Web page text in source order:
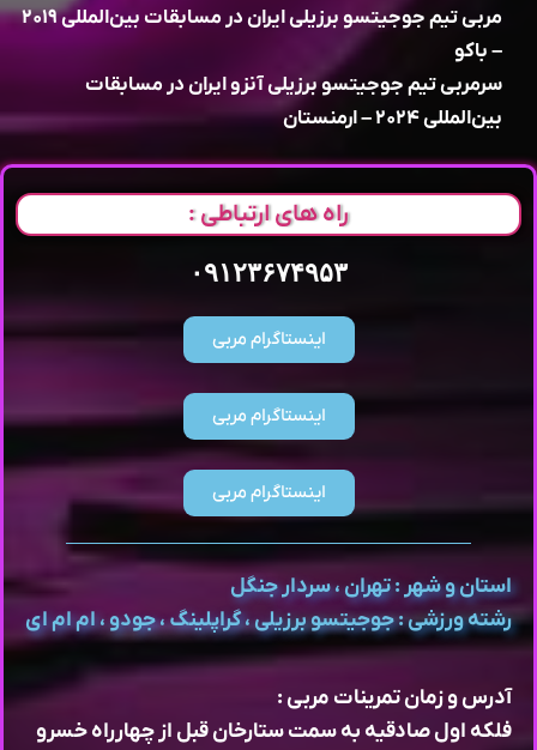
مربی تیم جوجیتسو برزیلی ایران در مسابقات بین‌المللی ۲۰۱۹
– باکو
سرمربی تیم جوجیتسو برزیلی آنزو ایران در مسابقات
بین‌المللی ۲۰۲۴ – ارمنستان
راه های ارتباطی :
۰۹۱۲۳۶۷۴۹۵۳
اینستاگرام مربی
اینستاگرام مربی
اینستاگرام مربی
استان و شهر : تهران ، سردار جنگل
رشته ورزشی : جوجیتسو برزیلی ، گراپلینگ ، جودو ، ام ام ای
آدرس و زمان تمرینات مربی :
فلکه اول صادقیه به سمت ستارخان قبل از چهارراه خسرو